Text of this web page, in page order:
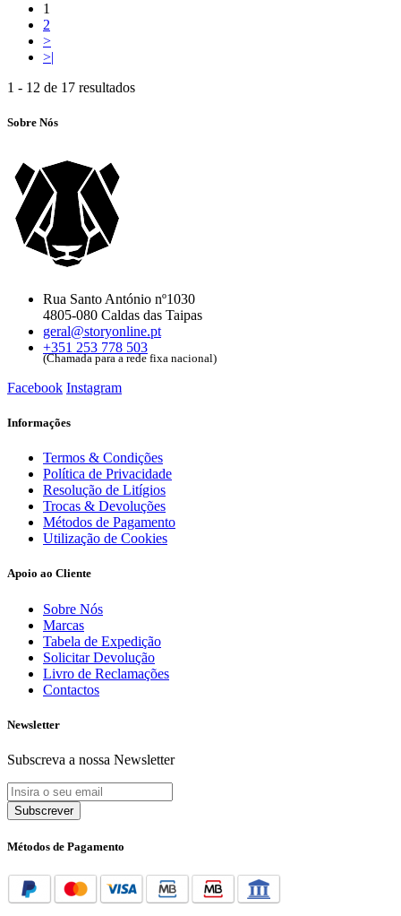
1
2
>
>|
1 - 12 de 17 resultados
Sobre Nós
Rua Santo António nº1030
4805-080 Caldas das Taipas
geral@storyonline.pt
+351 253 778 503
(Chamada para a rede fixa nacional)
Facebook Instagram
Informações
Termos & Condições
Política de Privacidade
Resolução de Litígios
Trocas & Devoluções
Métodos de Pagamento
Utilização de Cookies
Apoio ao Cliente
Sobre Nós
Marcas
Tabela de Expedição
Solicitar Devolução
Livro de Reclamações
Contactos
Newsletter
Subscreva a nossa Newsletter
Subscrever
Métodos de Pagamento